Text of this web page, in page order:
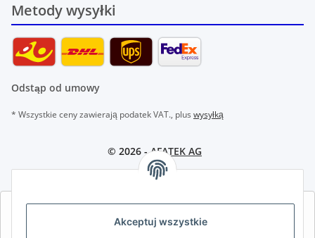
Akceptuj wszystkie
Metody wysyłki
Odstąp od umowy
* Wszystkie ceny zawierają podatek VAT., plus wysyłką
© 2026 -AFATEK AG
REGION & LANGUAGE | CHOISIR LA RÉGION ET LA LANGUE